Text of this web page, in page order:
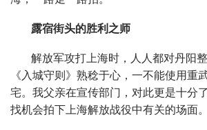
露宿街头的胜利之师
解放军攻打上海时，人人都对丹阳
《入城守则》熟稔于心，一不能使用重
宅。我父亲在宣传部门，对此更是十分
找机会拍下上海解放战役中有关的场面。